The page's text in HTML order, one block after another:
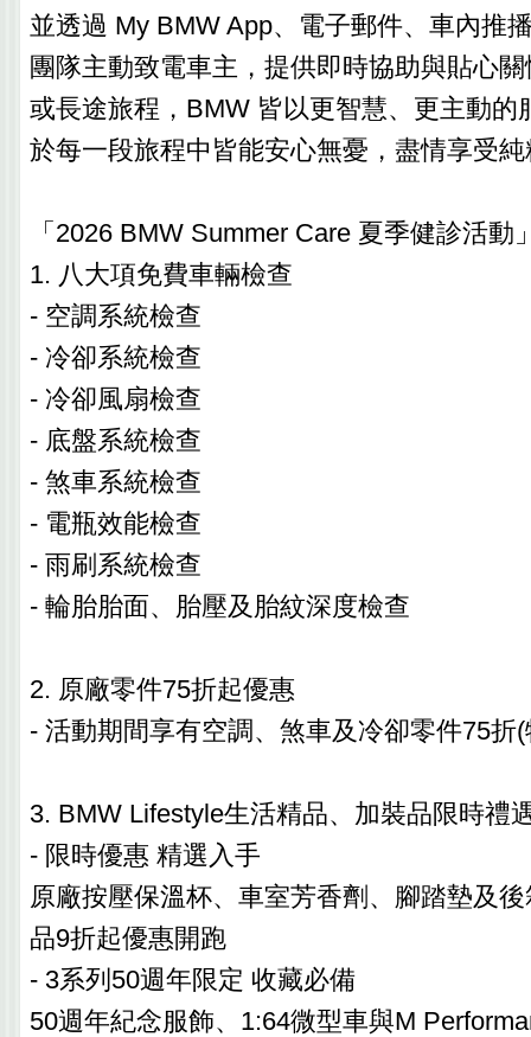
並透過 My BMW App、電子郵件、車內推
團隊主動致電車主，提供即時協助與貼心
或長途旅程，BMW 皆以更智慧、更主動的
於每一段旅程中皆能安心無憂，盡情享受
「2026 BMW Summer Care 夏季健診活動
1. 八大項免費車輛檢查
- 空調系統檢查
- 冷卻系統檢查
- 冷卻風扇檢查
- 底盤系統檢查
- 煞車系統檢查
- 電瓶效能檢查
- 雨刷系統檢查
- 輪胎胎面、胎壓及胎紋深度檢查
2. 原廠零件75折起優惠
- 活動期間享有空調、煞車及冷卻零件75折
3. BMW Lifestyle生活精品、加裝品限時禮
- 限時優惠 精選入手
原廠按壓保溫杯、車室芳香劑、腳踏墊及
品9折起優惠開跑
- 3系列50週年限定 收藏必備
50週年紀念服飾、1:64微型車與M